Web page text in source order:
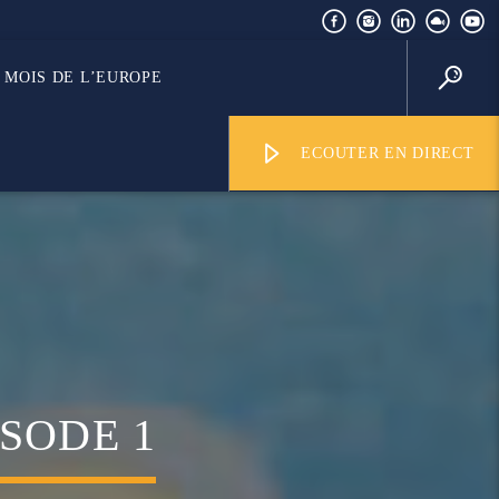
MOIS DE L’EUROPE
ECOUTER EN DIRECT
1